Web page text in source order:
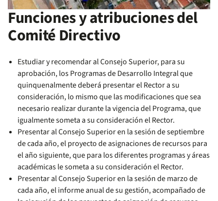
Funciones y atribuciones del
Comité Directivo
Estudiar y recomendar al Consejo Superior, para su
aprobación, los Programas de Desarrollo Integral que
quinquenalmente deberá presentar el Rector a su
consideración, lo mismo que las modificaciones que sea
necesario realizar durante la vigencia del Programa, que
igualmente someta a su consideración el Rector.
Presentar al Consejo Superior en la sesión de septiembre
de cada año, el proyecto de asignaciones de recursos para
el año siguiente, que para los diferentes programas y áreas
académicas le someta a su consideración el Rector.
Presentar al Consejo Superior en la sesión de marzo de
cada año, el informe anual de su gestión, acompañado de